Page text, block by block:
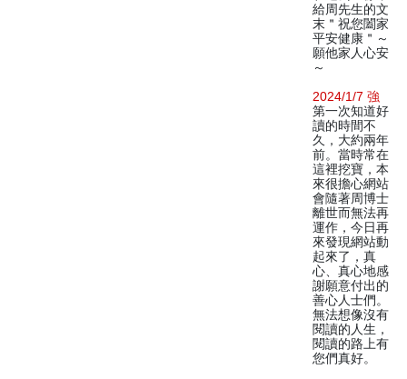
給周先生的文
末＂祝您闔家
平安健康＂～
願他家人心安
～
2024/1/7 強
第一次知道好
讀的時間不
久，大約兩年
前。當時常在
這裡挖寶，本
來很擔心網站
會隨著周博士
離世而無法再
運作，今日再
來發現網站動
起來了，真
心、真心地感
謝願意付出的
善心人士們。
無法想像沒有
閱讀的人生，
閱讀的路上有
您們真好。